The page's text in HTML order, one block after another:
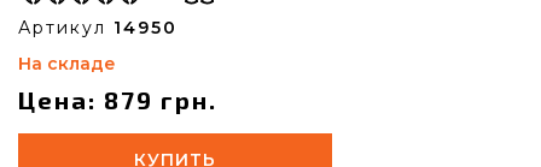
Артикул 14950
На складе
Цена: 879 грн.
КУПИТЬ